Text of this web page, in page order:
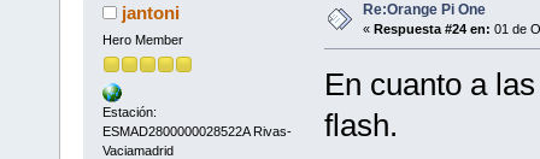
jantoni
Hero Member
Estación:
ESMAD2800000028522A Rivas-
Vaciamadrid
Re:Orange Pi One
« Respuesta #24 en: 01 de
En cuanto a
flash.